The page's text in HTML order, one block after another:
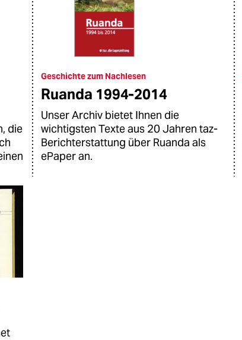
die
Geschichte zum Nachlesen
Ruanda 1994-2014
Unser Archiv bietet Ihnen die
wichtigsten Texte aus 20 Jahren taz-
Berichterstattung über Ruanda als
ePaper an.